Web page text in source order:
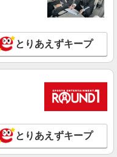
とりあえずキープ
とりあえずキープ